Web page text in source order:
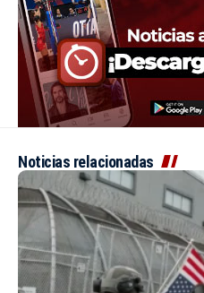
Noticias relacionadas